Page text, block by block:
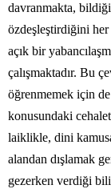
davranmakta,
özdeşleştirdiğini her
açık bir
çalışmaktadır. Bu
öğrenmemek için
konusundaki
laiklikle, dini
alandan dışlamak
gezerken verdiği